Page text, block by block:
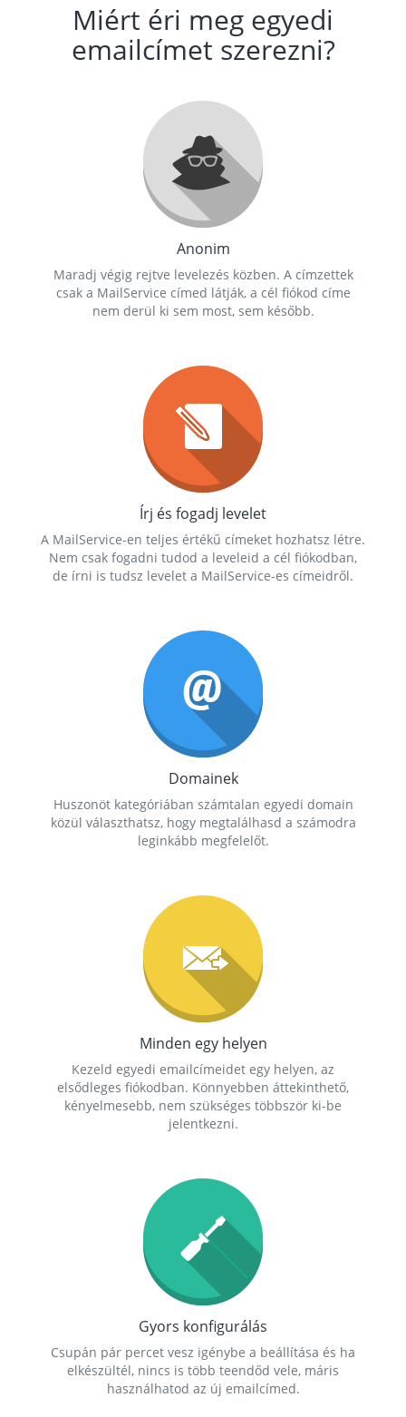
Miért éri meg egyedi
emailcímet szerezni?
Anonim
Maradj végig rejtve levelezés közben. A címzettek
csak a MailService címed látják, a cél fiókod címe
nem derül ki sem most, sem később.
Írj és fogadj levelet
A MailService-en teljes értékű címeket hozhatsz létre.
Nem csak fogadni tudod a leveleid a cél fiókodban,
de írni is tudsz levelet a MailService-es címeidről.
Domainek
Huszonöt kategóriában számtalan egyedi domain
közül választhatsz, hogy megtalálhasd a számodra
leginkább megfelelőt.
Minden egy helyen
Kezeld egyedi emailcímeidet egy helyen, az
elsődleges fiókodban. Könnyebben áttekinthető,
kényelmesebb, nem szükséges többször ki-be
jelentkezni.
Gyors konfigurálás
Csupán pár percet vesz igénybe a beállítása és ha
elkészültél, nincs is több teendőd vele, máris
használhatod az új emailcímed.